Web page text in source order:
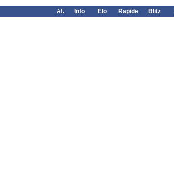
Af. Info Elo Rapide Blitz